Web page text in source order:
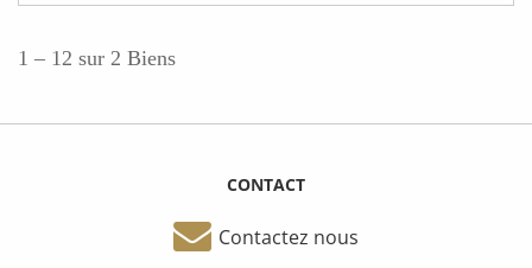
1 – 12 sur 2 Biens
CONTACT
Contactez nous